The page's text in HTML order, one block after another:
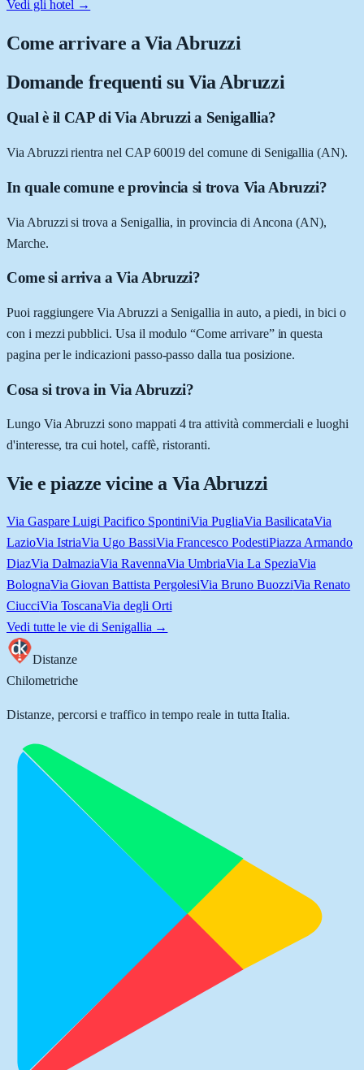
Vedi gli hotel →
Come arrivare aVia Abruzzi
Domande frequenti su Via Abruzzi
Qual è il CAP di Via Abruzzi a Senigallia?
Via Abruzzi rientra nel CAP 60019 del comune di Senigallia (AN).
In quale comune e provincia si trova Via Abruzzi?
Via Abruzzi si trova a Senigallia, in provincia di Ancona (AN),
Marche.
Come si arriva a Via Abruzzi?
Puoi raggiungere Via Abruzzi a Senigallia in auto, a piedi, in bici o
con i mezzi pubblici. Usa il modulo “Come arrivare” in questa
pagina per le indicazioni passo-passo dalla tua posizione.
Cosa si trova in Via Abruzzi?
Lungo Via Abruzzi sono mappati 4 tra attività commerciali e luoghi
d'interesse, tra cui hotel, caffè, ristoranti.
Vie e piazze vicine a Via Abruzzi
Via Gaspare Luigi Pacifico SpontiniVia PugliaVia BasilicataVia
LazioVia IstriaVia Ugo BassiVia Francesco PodestiPiazza Armando
DiazVia DalmaziaVia RavennaVia UmbriaVia La SpeziaVia
BolognaVia Giovan Battista PergolesiVia Bruno BuozziVia Renato
CiucciVia ToscanaVia degli Orti
Vedi tutte le vie di Senigallia →
Distanze
Chilometriche
Distanze, percorsi e traffico in tempo reale in tutta Italia.